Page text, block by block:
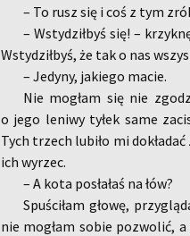
– To rusz się i coś z tym
– Wsty­dził­byś się! –
Wsty­dził­byś, że tak o nas
– Je­dy­ny, ja­kie­go macie.
Nie mo­głam się nie
o jego le­ni­wy tyłek same
Tych trzech lu­bi­ło mi
ich wy­rzec.
– A kota po­sła­łaś na łów?
Spu­ści­łam głowę,
nie mo­głam sobie po­zwo­lić,